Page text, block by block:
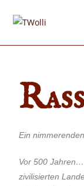
Ein
Vor 500
zivilisierten